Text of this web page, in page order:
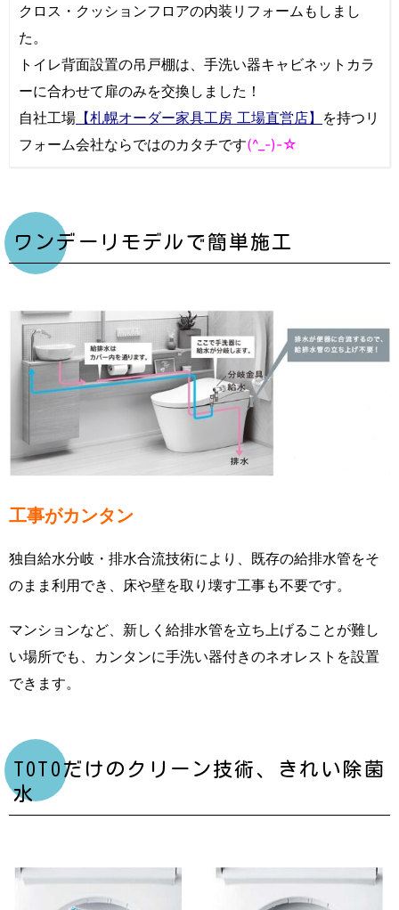
クロス・クッションフロアの内装リフォームもしまし
た。
トイレ背面設置の吊戸棚は、手洗い器キャビネットカラ
ーに合わせて扉のみを交換しました！
自社工場 【札幌オーダー家具工房 工場直営店】 を持つリ
フォーム会社ならではのカタチです(^_-)-☆
ワンデーリモデルで簡単施工
工事がカンタン
独自給水分岐・排水合流技術により、既存の給排水管をそ
のまま利用でき、床や壁を取り壊す工事も不要です。
マンションなど、新しく給排水管を立ち上げることが難し
い場所でも、カンタンに手洗い器付きのネオレストを設置
できます。
TOTOだけのクリーン技術、きれい除菌
水